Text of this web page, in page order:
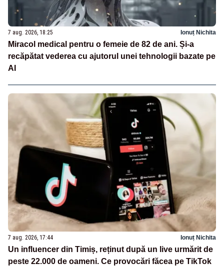
7 aug. 2026, 18:25 Ionuț Nichita
Miracol medical pentru o femeie de 82 de ani. Și-a
recăpătat vederea cu ajutorul unei tehnologii bazate pe
AI
7 aug. 2026, 17:44 Ionuț Nichita
Un influencer din Timiș, reținut după un live urmărit de
peste 22.000 de oameni. Ce provocări făcea pe TikTok